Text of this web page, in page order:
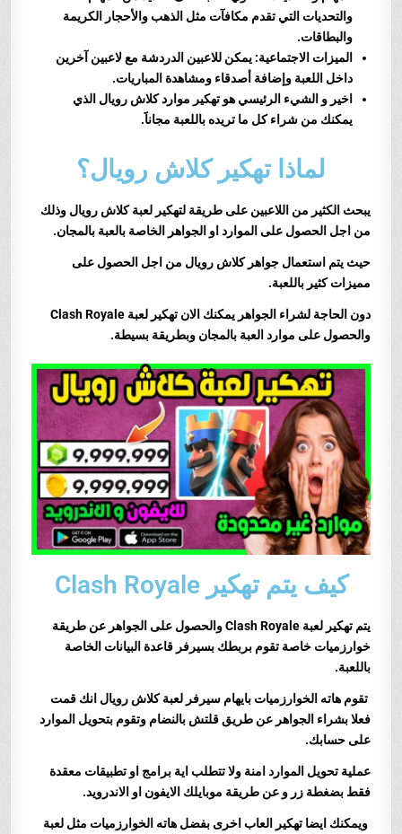
والتحديات التي تقدم مكافآت مثل الذهب والأحجار الكريمة
والبطاقات.
الميزات الاجتماعية: يمكن للاعبين الدردشة مع لاعبين آخرين
داخل اللعبة وإضافة أصدقاء ومشاهدة المباريات.
اخير و الشيء الرئيسي هو تهكير موارد كلاش رويال الذي
يمكنك من شراء كل ما تريده باللعبة مجاناََ.
لماذا تهكير كلاش رويال؟
يبحث الكثير من اللاعبين على طريقة لتهكير لعبة كلاش رويال وذلك
من اجل الحصول على الموارد او الجواهر الخاصة بالعبة بالمجان.
حيث يتم استعمال جواهر كلاش رويال من اجل الحصول على
مميزات كثير باللعبة.
دون الحاجة لشراء الجواهر يمكنك الان تهكير لعبة Clash Royale
والحصول على موارد العبة بالمجان وبطريقة بسيطة.
كيف يتم تهكير Clash Royale
يتم تهك
ير لعبة Clash Royale والحصول على الجواهر عن طريقة
خوارزميات خاصة تقوم بربطك بسيرفر قاعدة البيانات الخاصة
باللعبة.
تقوم هاته الخوارزميات بايهام سيرفر لعبة كلاش رويال انك قمت
فعلا بشراء الجواهر عن طريق قلتش بالنضام وتقوم بتحويل الموارد
على حسابك.
عملية تحويل الموارد امنة ولا تتطلب اية برامج او تطبيقات معقدة
فقط بضغطة زر و عن طريقة موبايلك الايفون او الاندرويد.
ويمكنك ايضا تهكير العاب اخرى بفضل هاته الخوارزميات مثل لعبة